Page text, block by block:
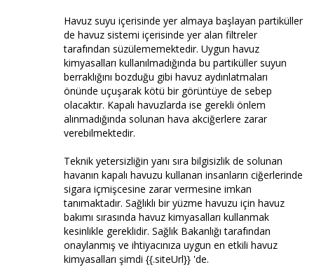
Havuz suyu içerisinde yer almaya başlayan partiküller
de havuz sistemi içerisinde yer alan filtreler
tarafından süzülememektedir. Uygun havuz
kimyasalları kullanılmadığında bu partiküller suyun
berraklığını bozduğu gibi havuz aydınlatmaları
önünde uçuşarak kötü bir görüntüye de sebep
olacaktır. Kapalı havuzlarda ise gerekli önlem
alınmadığında solunan hava akciğerlere zarar
verebilmektedir.
Teknik yetersizliğin yanı sıra bilgisizlik de solunan
havanın kapalı havuzu kullanan insanların ciğerlerinde
sigara içmişcesine zarar vermesine imkan
tanımaktadır. Sağlıklı bir yüzme havuzu için havuz
bakımı sırasında havuz kimyasalları kullanmak
kesinlikle gereklidir. Sağlık Bakanlığı tarafından
onaylanmış ve ihtiyacınıza uygun en etkili havuz
kimyasalları şimdi {{.siteUrl}} 'de.